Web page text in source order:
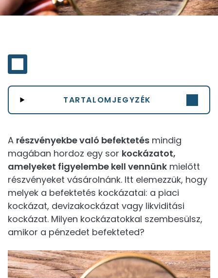
TARTALOMJEGYZÉK
A részvényekbe való befektetés mindig
magában hordoz egy sor kockázatot,
amelyeket figyelembe kell vennünk mielőtt
részvényeket vásárolnánk. Itt elemezzük, hogy
melyek a befektetés kockázatai: a piaci
kockázat, devizakockázat vagy likviditási
kockázat. Milyen kockázatokkal szembesülsz,
amikor a pénzedet befekteted?